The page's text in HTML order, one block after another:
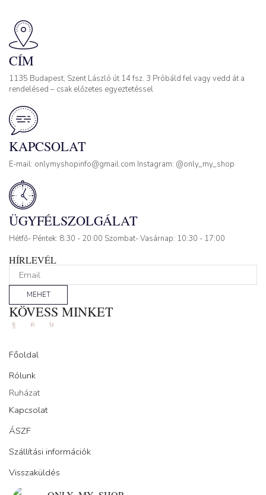
CÍM
1135 Budapest, Szent László út 14 fsz. 3 Próbáld fel vagy vedd át a
rendelésed – csak előzetes egyeztetéssel
KAPCSOLAT
E-mail: onlymyshopinfo@gmail.com Instagram: @only_my_shop
ÜGYFÉLSZOLGÁLAT
Hétfő- Péntek: 8:30 - 20:00 Szombat- Vasárnap: 10:30 - 17:00
HÍRLEVÉL
MEHET
KÖVESS MINKET
FacebookInstagram
Tik-
Főoldal
Rólunk
Ruházat
Kapcsolat
ÁSZF
Szállítási információk
Visszaküldés